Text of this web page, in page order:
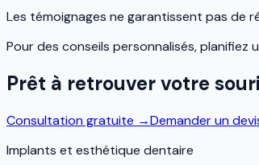
Les témoignages ne garantissent pas de
Pour des conseils personnalisés, planifiez
Prêt à retrouver votre
Consultation gratuite →Demander un
Implants et esthétique dentaire